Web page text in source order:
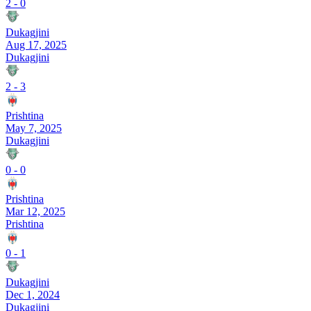
2 - 0
Dukagjini
Aug 17, 2025
Dukagjini
2 - 3
Prishtina
May 7, 2025
Dukagjini
0 - 0
Prishtina
Mar 12, 2025
Prishtina
0 - 1
Dukagjini
Dec 1, 2024
Dukagjini